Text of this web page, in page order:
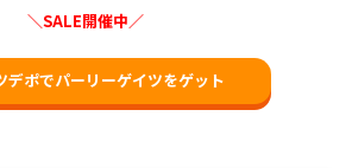
＼SALE開催中／
デポでパーリーゲイツをゲット